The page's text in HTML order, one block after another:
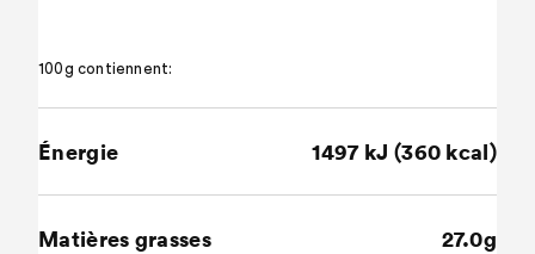
100g contiennent:
Énergie 1497 kJ (360 kcal)
Matières grasses 27.0g